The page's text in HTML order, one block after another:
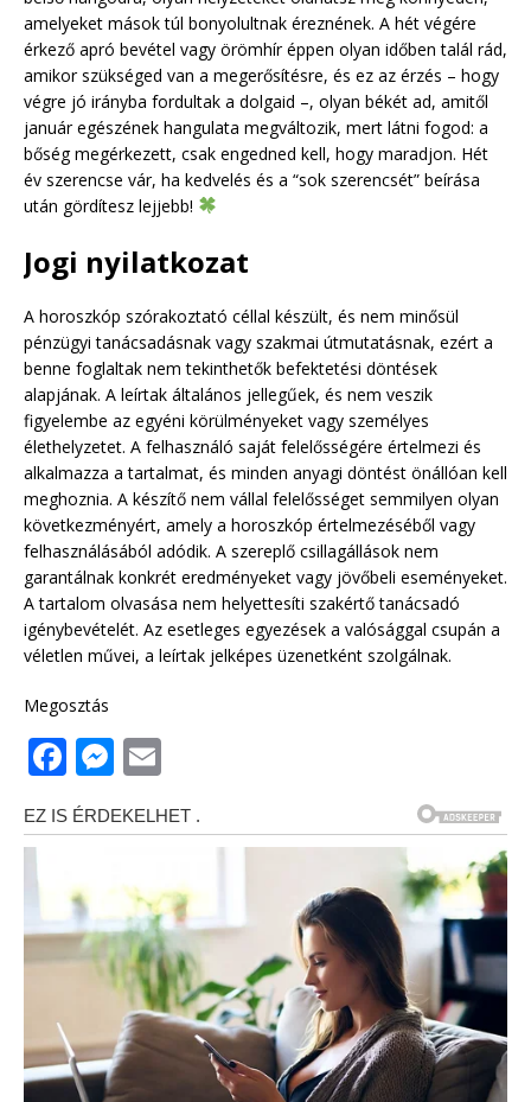
amelyeket mások túl bonyolultnak éreznének. A hét végére
érkező apró bevétel vagy örömhír éppen olyan időben talál rád,
amikor szükséged van a megerősítésre, és ez az érzés – hogy
végre jó irányba fordultak a dolgaid –, olyan békét ad, amitől
január egészének hangulata megváltozik, mert látni fogod: a
bőség megérkezett, csak engedned kell, hogy maradjon. Hét
év szerencse vár, ha kedvelés és a “sok szerencsét” beírása
után gördítesz lejjebb!
Jogi nyilatkozat
A horoszkóp szórakoztató céllal készült, és nem minősül
pénzügyi tanácsadásnak vagy szakmai útmutatásnak, ezért a
benne foglaltak nem tekinthetők befektetési döntések
alapjának. A leírtak általános jellegűek, és nem veszik
figyelembe az egyéni körülményeket vagy személyes
élethelyzetet. A felhasználó saját felelősségére értelmezi és
alkalmazza a tartalmat, és minden anyagi döntést önállóan kell
meghoznia. A készítő nem vállal felelősséget semmilyen olyan
következményért, amely a horoszkóp értelmezéséből vagy
felhasználásából adódik. A szereplő csillagállások nem
garantálnak konkrét eredményeket vagy jövőbeli eseményeket.
A tartalom olvasása nem helyettesíti szakértő tanácsadó
igénybevételét. Az esetleges egyezések a valósággal csupán a
véletlen művei, a leírtak jelképes üzenetként szolgálnak.
Megosztás
F
a
c
b
o
M
ss
n
g
e
r
ai